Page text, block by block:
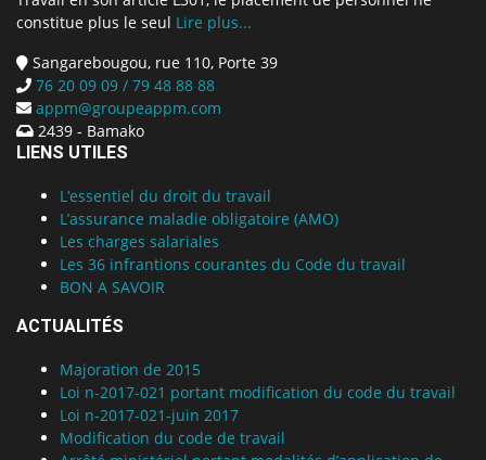
constitue plus le seul Lire plus...
Sangarebougou, rue 110, Porte 39
76 20 09 09 / 79 48 88 88
appm@groupeappm.com
2439 - Bamako
LIENS UTILES
L’essentiel du droit du travail
L’assurance maladie obligatoire (AMO)
Les charges salariales
Les 36 infrantions courantes du Code du travail
BON A SAVOIR
ACTUALITÉS
Majoration de 2015
Loi n-2017-021 portant modification du code du travail
Loi n-2017-021-juin 2017
Modification du code de travail